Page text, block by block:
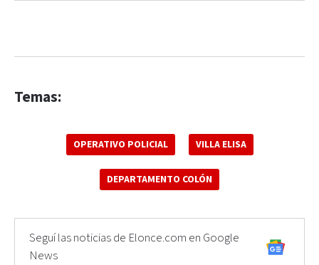
Temas:
OPERATIVO POLICIAL VILLA ELISA
DEPARTAMENTO COLÓN
Seguí las noticias de Elonce.com en Google
News